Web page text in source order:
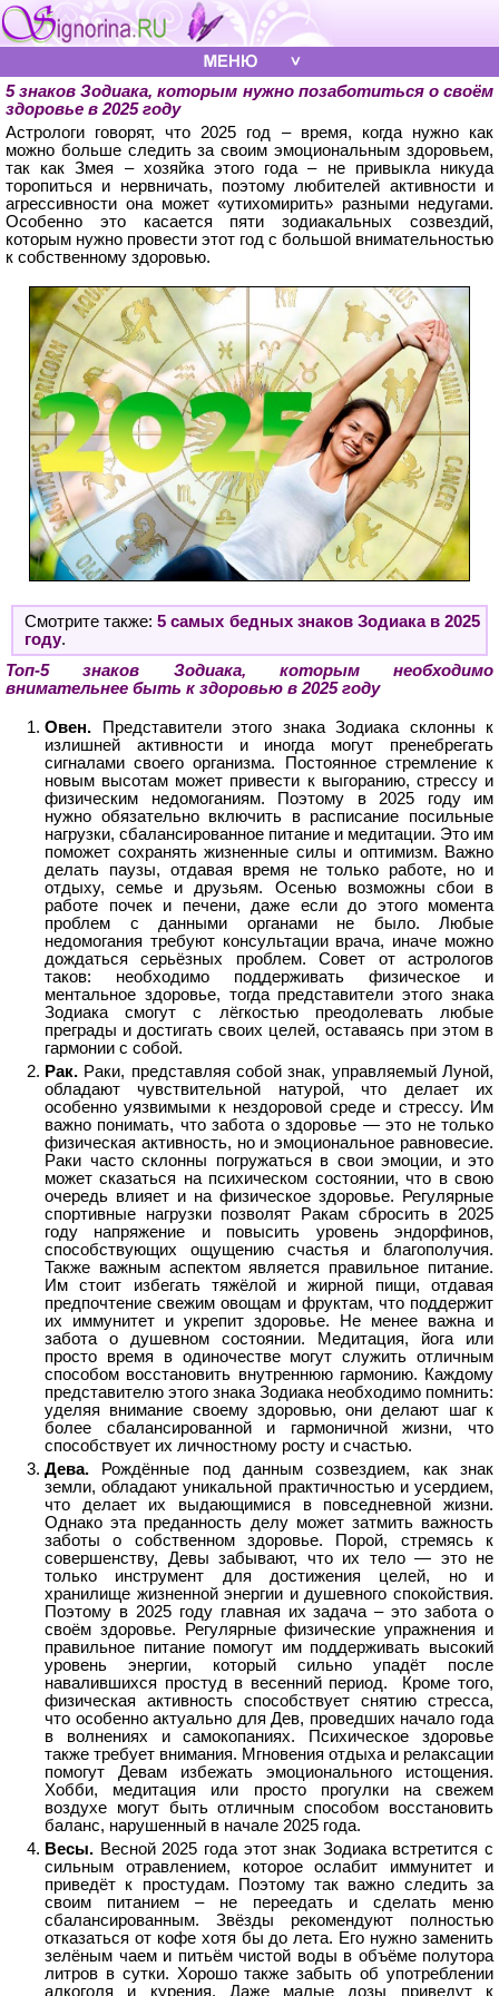
5 знаков Зодиака, которым нужно позаботиться о своём
здоровье в 2025 году
Астрологи говорят, что 2025 год – время, когда нужно как
можно больше следить за своим эмоциональным здоровьем,
так как Змея – хозяйка этого года – не привыкла никуда
торопиться и нервничать, поэтому любителей активности и
агрессивности она может «утихомирить» разными недугами.
Особенно это касается пяти зодиакальных созвездий,
которым нужно провести этот год с большой внимательностью
к собственному здоровью.
Смотрите также:5 самых бедных знаков Зодиака в 2025
году.
Топ-5 знаков Зодиака, которым необходимо
внимательнее быть к здоровью в 2025 году
Овен. Представители этого знака Зодиака склонны к
излишней активности и иногда могут пренебрегать
сигналами своего организма. Постоянное стремление к
новым высотам может привести к выгоранию, стрессу и
физическим недомоганиям. Поэтому в 2025 году им
нужно обязательно включить в расписание посильные
нагрузки, сбалансированное питание и медитации. Это им
поможет сохранять жизненные силы и оптимизм. Важно
делать паузы, отдавая время не только работе, но и
отдыху, семье и друзьям. Осенью возможны сбои в
работе почек и печени, даже если до этого момента
проблем с данными органами не было. Любые
недомогания требуют консультации врача, иначе можно
дождаться серьёзных проблем. Совет от астрологов
таков: необходимо поддерживать физическое и
ментальное здоровье, тогда представители этого знака
Зодиака смогут с лёгкостью преодолевать любые
преграды и достигать своих целей, оставаясь при этом в
гармонии с собой.
Рак. Раки, представляя собой знак, управляемый Луной,
обладают чувствительной натурой, что делает их
особенно уязвимыми к нездоровой среде и стрессу. Им
важно понимать, что забота о здоровье — это не только
физическая активность, но и эмоциональное равновесие.
Раки часто склонны погружаться в свои эмоции, и это
может сказаться на психическом состоянии, что в свою
очередь влияет и на физическое здоровье. Регулярные
спортивные нагрузки позволят Ракам сбросить в 2025
году напряжение и повысить уровень эндорфинов,
способствующих ощущению счастья и благополучия.
Также важным аспектом является правильное питание.
Им стоит избегать тяжёлой и жирной пищи, отдавая
предпочтение свежим овощам и фруктам, что поддержит
их иммунитет и укрепит здоровье. Не менее важна и
забота о душевном состоянии. Медитация, йога или
просто время в одиночестве могут служить отличным
способом восстановить внутреннюю гармонию. Каждому
представителю этого знака Зодиака необходимо помнить:
уделяя внимание своему здоровью, они делают шаг к
более сбалансированной и гармоничной жизни, что
способствует их личностному росту и счастью.
Дева. Рождённые под данным созвездием, как знак
земли, обладают уникальной практичностью и усердием,
что делает их выдающимися в повседневной жизни.
Однако эта преданность делу может затмить важность
заботы о собственном здоровье. Порой, стремясь к
совершенству, Девы забывают, что их тело — это не
только инструмент для достижения целей, но и
хранилище жизненной энергии и душевного спокойствия.
Поэтому в 2025 году главная их задача – это забота о
своём здоровье. Регулярные физические упражнения и
правильное питание помогут им поддерживать высокий
уровень энергии, который сильно упадёт после
навалившихся простуд в весенний период. Кроме того,
физическая активность способствует снятию стресса,
что особенно актуально для Дев, проведших начало года
в волнениях и самокопаниях. Психическое здоровье
также требует внимания. Мгновения отдыха и релаксации
помогут Девам избежать эмоционального истощения.
Хобби, медитация или просто прогулки на свежем
воздухе могут быть отличным способом восстановить
баланс, нарушенный в начале 2025 года.
Весы. Весной 2025 года этот знак Зодиака встретится с
сильным отравлением, которое ослабит иммунитет и
приведёт к простудам. Поэтому так важно следить за
своим питанием – не переедать и сделать меню
сбалансированным. Звёзды рекомендуют полностью
отказаться от кофе хотя бы до лета. Его нужно заменить
зелёным чаем и питьём чистой воды в объёме полутора
литров в сутки. Хорошо также забыть об употреблении
алкоголя и курения. Даже малые дозы приведут к